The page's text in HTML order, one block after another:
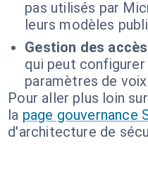
pas utilisés par
leurs modèles
Gestion des
qui peut
paramètres de
Pour aller plus loin
la page gouvernance
d'architecture de